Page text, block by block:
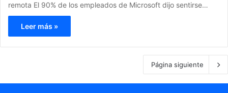
remota El 90% de los empleados de Microsoft dijo sentirse…
Leer más »
Página siguiente